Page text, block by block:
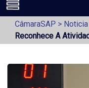
CâmaraSAP > Noticia
Reconhece A